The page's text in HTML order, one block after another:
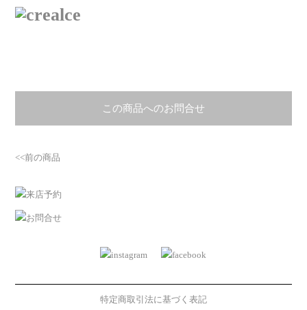
この商品へのお問合せ
<<前の商品
特定商取引法に基づく表記